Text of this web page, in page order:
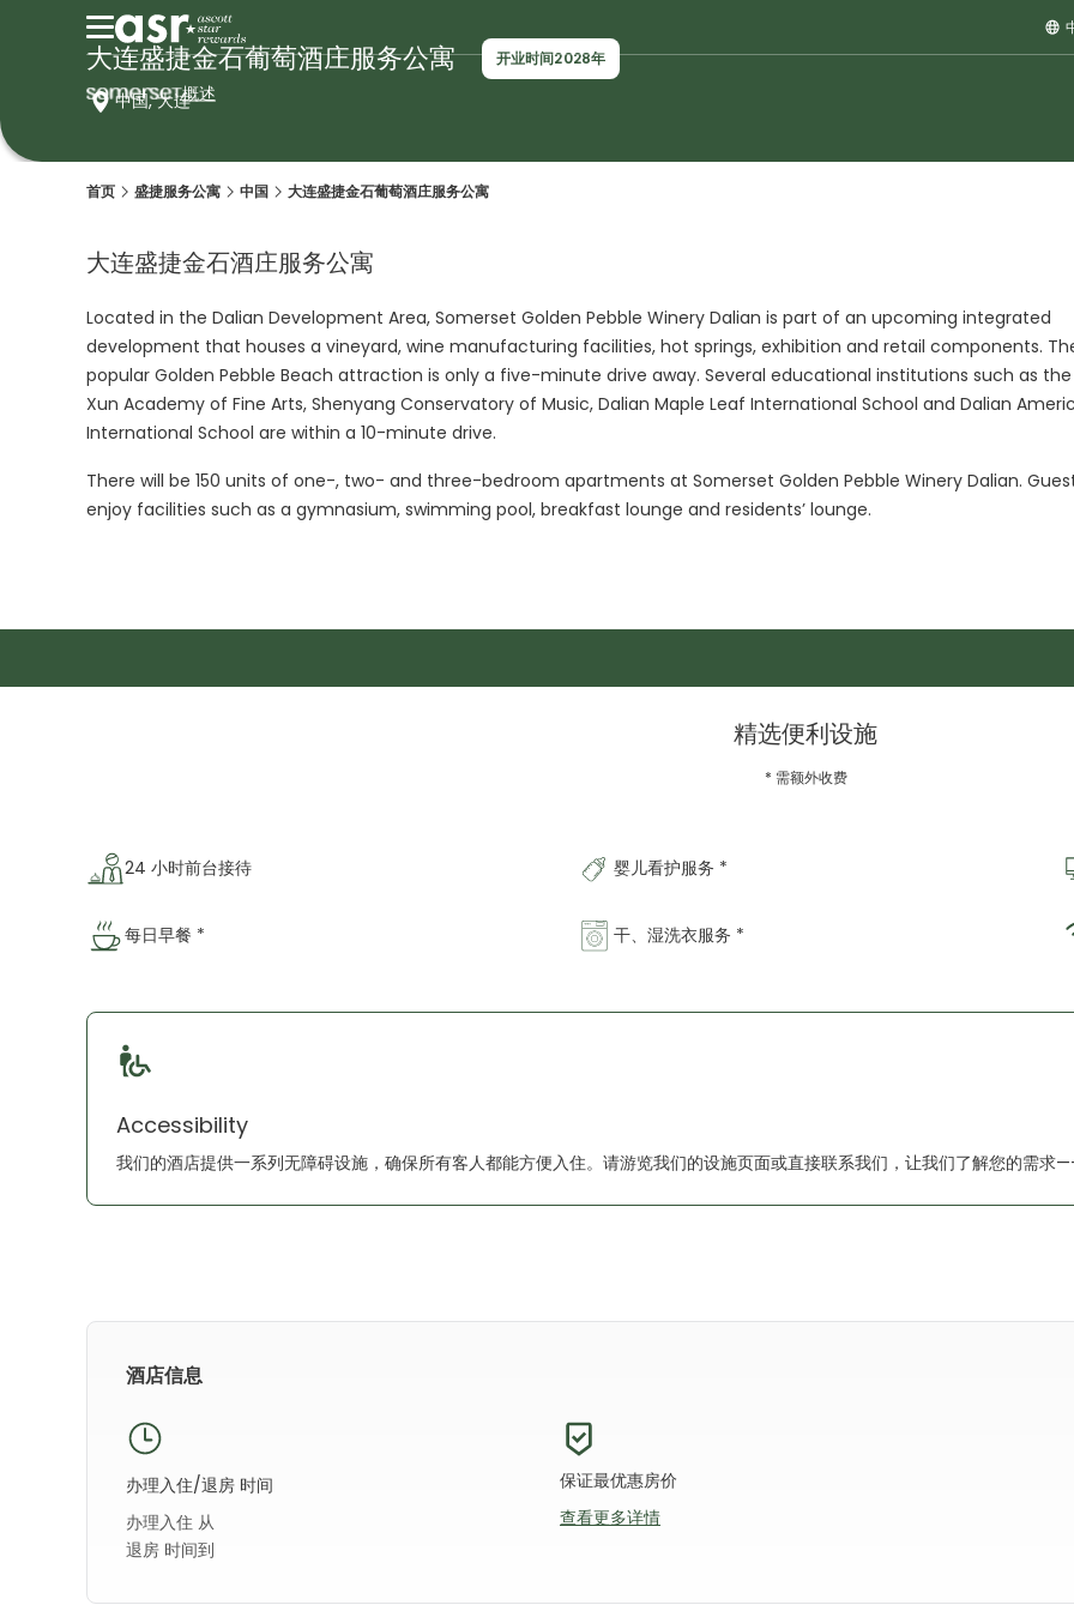
概述
大连盛捷金石葡萄酒庄服务公寓 开业时间2028年
中国, 大连
首页 盛捷服务公寓 中国 大连盛捷金石葡萄酒庄服务公寓
大连盛捷金石酒庄服务公寓
Located in the Dalian Development Area, Somerset Golden Pebble Winery Dalian is part of an upcoming integrated
development that houses a vineyard, wine manufacturing facilities, hot springs, exhibition and retail components.
popular Golden Pebble Beach attraction is only a five-minute drive away. Several educational institutions such as the
Xun Academy of Fine Arts, Shenyang Conservatory of Music, Dalian Maple Leaf International School and Dalian
International School are within a 10-minute drive.
There will be 150 units of one-, two- and three-bedroom apartments at Somerset Golden Pebble Winery Dalian.
enjoy facilities such as a gymnasium, swimming pool, breakfast lounge and residents’ lounge.
精选便利设施
* 需额外收费
24 小时前台接待 婴儿看护服务 *
每日早餐 * 干、湿洗衣服务 *
Accessibility
我们的酒店提供一系列无障碍设施，确保所有客人都能方便入住。请游览我们的设施页面或直接联系我们，让我们了解您的需求
酒店信息
办理入住/退房 时间
办理入住 从
退房 时间到
保证最优惠房价
查看更多详情